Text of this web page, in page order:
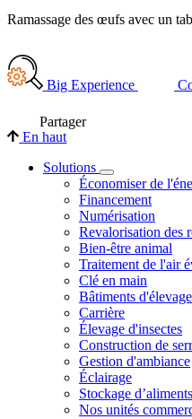
Ramassage des œufs avec un
Big Experience
Partager
En haut
Solutions
Économiser de
Financement
Numérisation
Revalorisation des
Bien-être animal
Traitement de l'air
Clé en main
Bâtiments d'élevage
Carrière
Élevage d'insectes
Construction de
Gestion d'ambiance
Éclairage
Stockage
Nos unités